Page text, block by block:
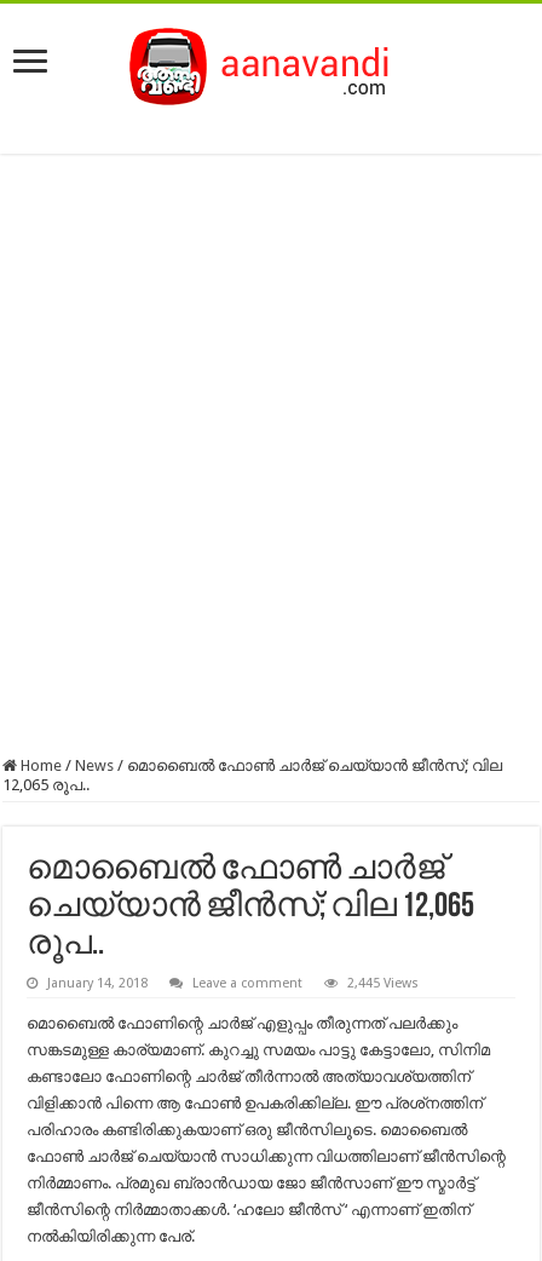
Home / News / മൊബൈൽ ഫോൺ ചാർജ് ചെയ്യാൻ ജീൻസ്; വില
12,065 രൂപ..
മൊബൈൽ ഫോൺ ചാർജ്
ചെയ്യാൻ ജീൻസ്; വില 12,065
രൂപ..
January 14, 2018 Leave a comment 2,445 Views
മൊബൈൽ ഫോണിന്റെ ചാർജ് എളുപ്പം തീരുന്നത് പലർക്കും
സങ്കടമുള്ള കാര്യമാണ്. കുറച്ചു സമയം പാട്ടു കേട്ടാലോ, സിനിമ
കണ്ടാലോ ഫോണിന്റെ ചാർജ് തീർന്നാൽ അത്യാവശ്യത്തിന്
വിളിക്കാൻ പിന്നെ ആ ഫോൺ ഉപകരിക്കില്ല. ഈ പ്രശ്‌നത്തിന്
പരിഹാരം കണ്ടിരിക്കുകയാണ് ഒരു ജീൻസിലൂടെ. മൊബൈൽ
ഫോൺ ചാർജ് ചെയ്യാൻ സാധിക്കുന്ന വിധത്തിലാണ് ജീൻസിന്റെ
നിർമ്മാണം. പ്രമുഖ ബ്രാൻഡായ ജോ ജീൻസാണ് ഈ സ്മാർട്ട്
ജീൻസിന്റെ നിർമ്മാതാക്കൾ. ‘ഹലോ ജീൻസ് ‘ എന്നാണ് ഇതിന്
നൽകിയിരിക്കുന്ന പേര്.